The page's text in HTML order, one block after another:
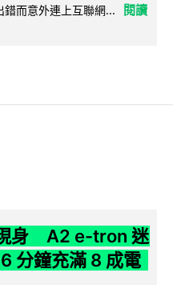
而意外連上互聯網...
閱讀
身 A2 e-tron 迷
分鐘充滿 8 成電